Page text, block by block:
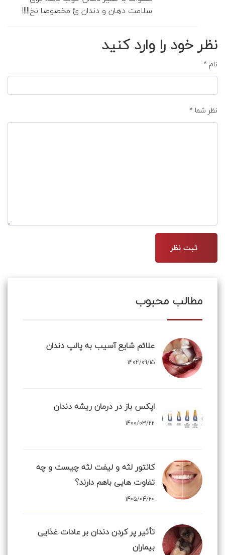
سلامت دهان و دندان ئ مخصوصا نخ!!!!!
نظر خود را وارد کنید
نام *
نظر شما *
مطالب محبوب
علائم شایع آسیب به پالپ دندان
1404/09/15
اپکس باز در درمان ریشه دندان
1400/03/22
کانتور لثه و لیفت لثه چیست و چه
تفاوت هایی باهم دارند؟
1405/04/20
تأثیر پر کردن دندان بر عادات غذایی
بیماران